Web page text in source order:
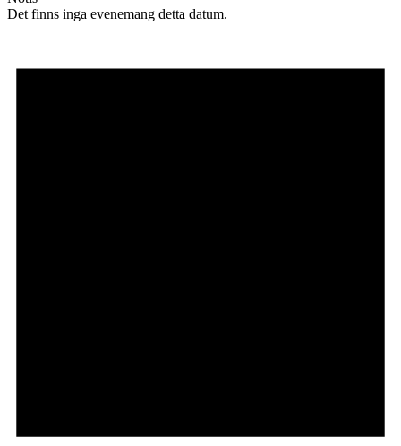
Det finns inga evenemang detta datum.